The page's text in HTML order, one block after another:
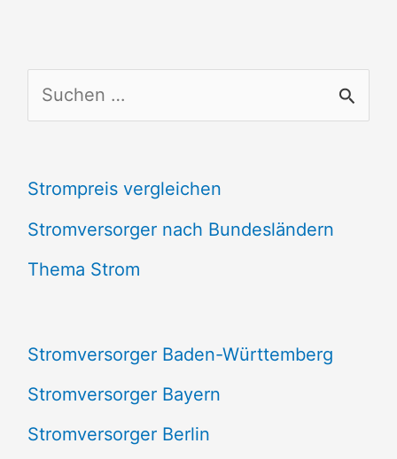
u
h
e
n
h
:
Strompreis vergleichen
Stromversorger nach Bundesländern
Thema Strom
Stromversorger Baden-Württemberg
Stromversorger Bayern
Stromversorger Berlin